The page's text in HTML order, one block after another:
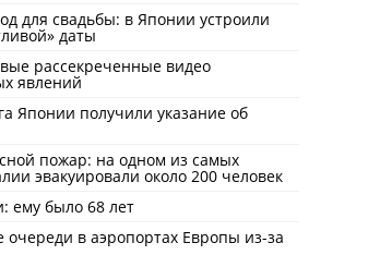
для свадьбы: в Японии устроили
даты
рассекреченные видео
явлений
Японии получили указание об
пожар: на одном из самых
эвакуировали около 200 человек
ему было 68 лет
в аэропортах Европы из-за